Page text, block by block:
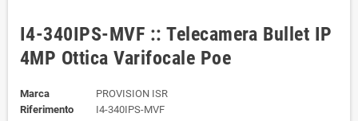
I4-340IPS-MVF :: Telecamera Bullet IP
4MP Ottica Varifocale Poe
Marca
PROVISION ISR
Riferimento
I4-340IPS-MVF